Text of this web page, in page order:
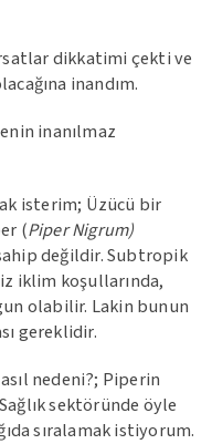
dikkatimi çekti ve
inandım.
inanılmaz
isterim; Üzücü bir
(Piper Nigrum)
değildir. Subtropik
iklim koşullarında,
olabilir. Lakin bunun
gereklidir.
nedeni?; Piperin
sektöründe öyle
sıralamak istiyorum.